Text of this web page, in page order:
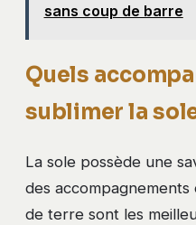
sans coup de barre
Quels
sublimer la
La sole possède une
des accompagnements
de terre sont les